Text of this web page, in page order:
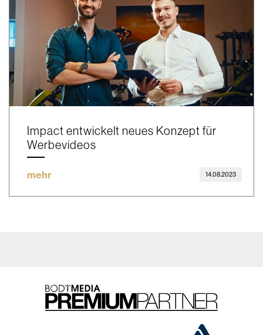
Impact entwickelt neues Konzept für
Werbevideos
mehr 14.08.2023